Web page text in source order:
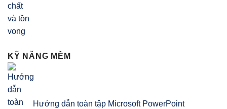
KỸ NĂNG MỀM
Hướng dẫn toàn tập Microsoft PowerPoint